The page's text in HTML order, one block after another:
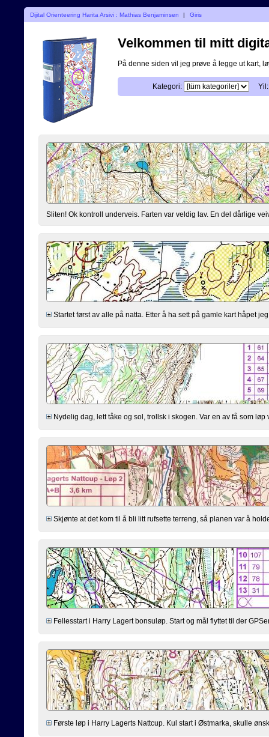
Dijital Orienteering Harita Arsivi : Mathias Benjaminsen | Giris
Velkommen til mitt
På denne siden vil jeg prøve å legge ut kart,
Kategori: Yil:
Sliten! Ok kontroll underveis. Farten var veldig lav. En del dårlige
Startet først av alle på natta. Etter å ha sett på gamle kart håpet
Nydelig dag, lett tåke og sol, trollsk i skogen. Var en av få som
Skjønte at det kom til å bli litt rufsette terreng, så planen var å
Fellesstart i Harry Lagert bonsuløp. Start og mål flyttet til der
Første løp i Harry Lagerts Nattcup. Kul start i Østmarka, skulle